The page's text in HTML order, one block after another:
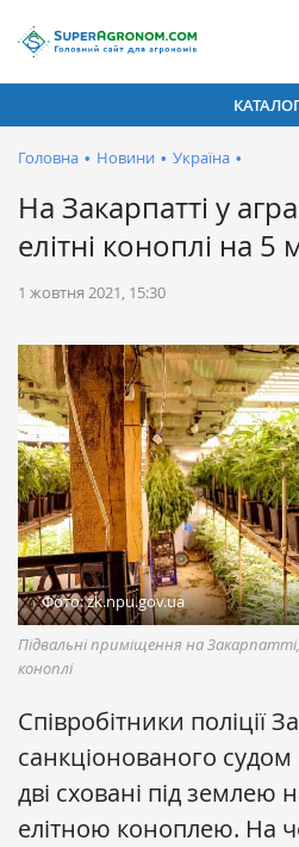
Головна • Новини • Україна •
На Закарпатті у
елітні коноплі на 5
1 жовтня 2021, 15:30
Фото: zk.npu.gov.ua
Підвальні приміщення на
коноплі
Співробітники поліції
санкціонованого
дві сховані під землею
елітною коноплею. На